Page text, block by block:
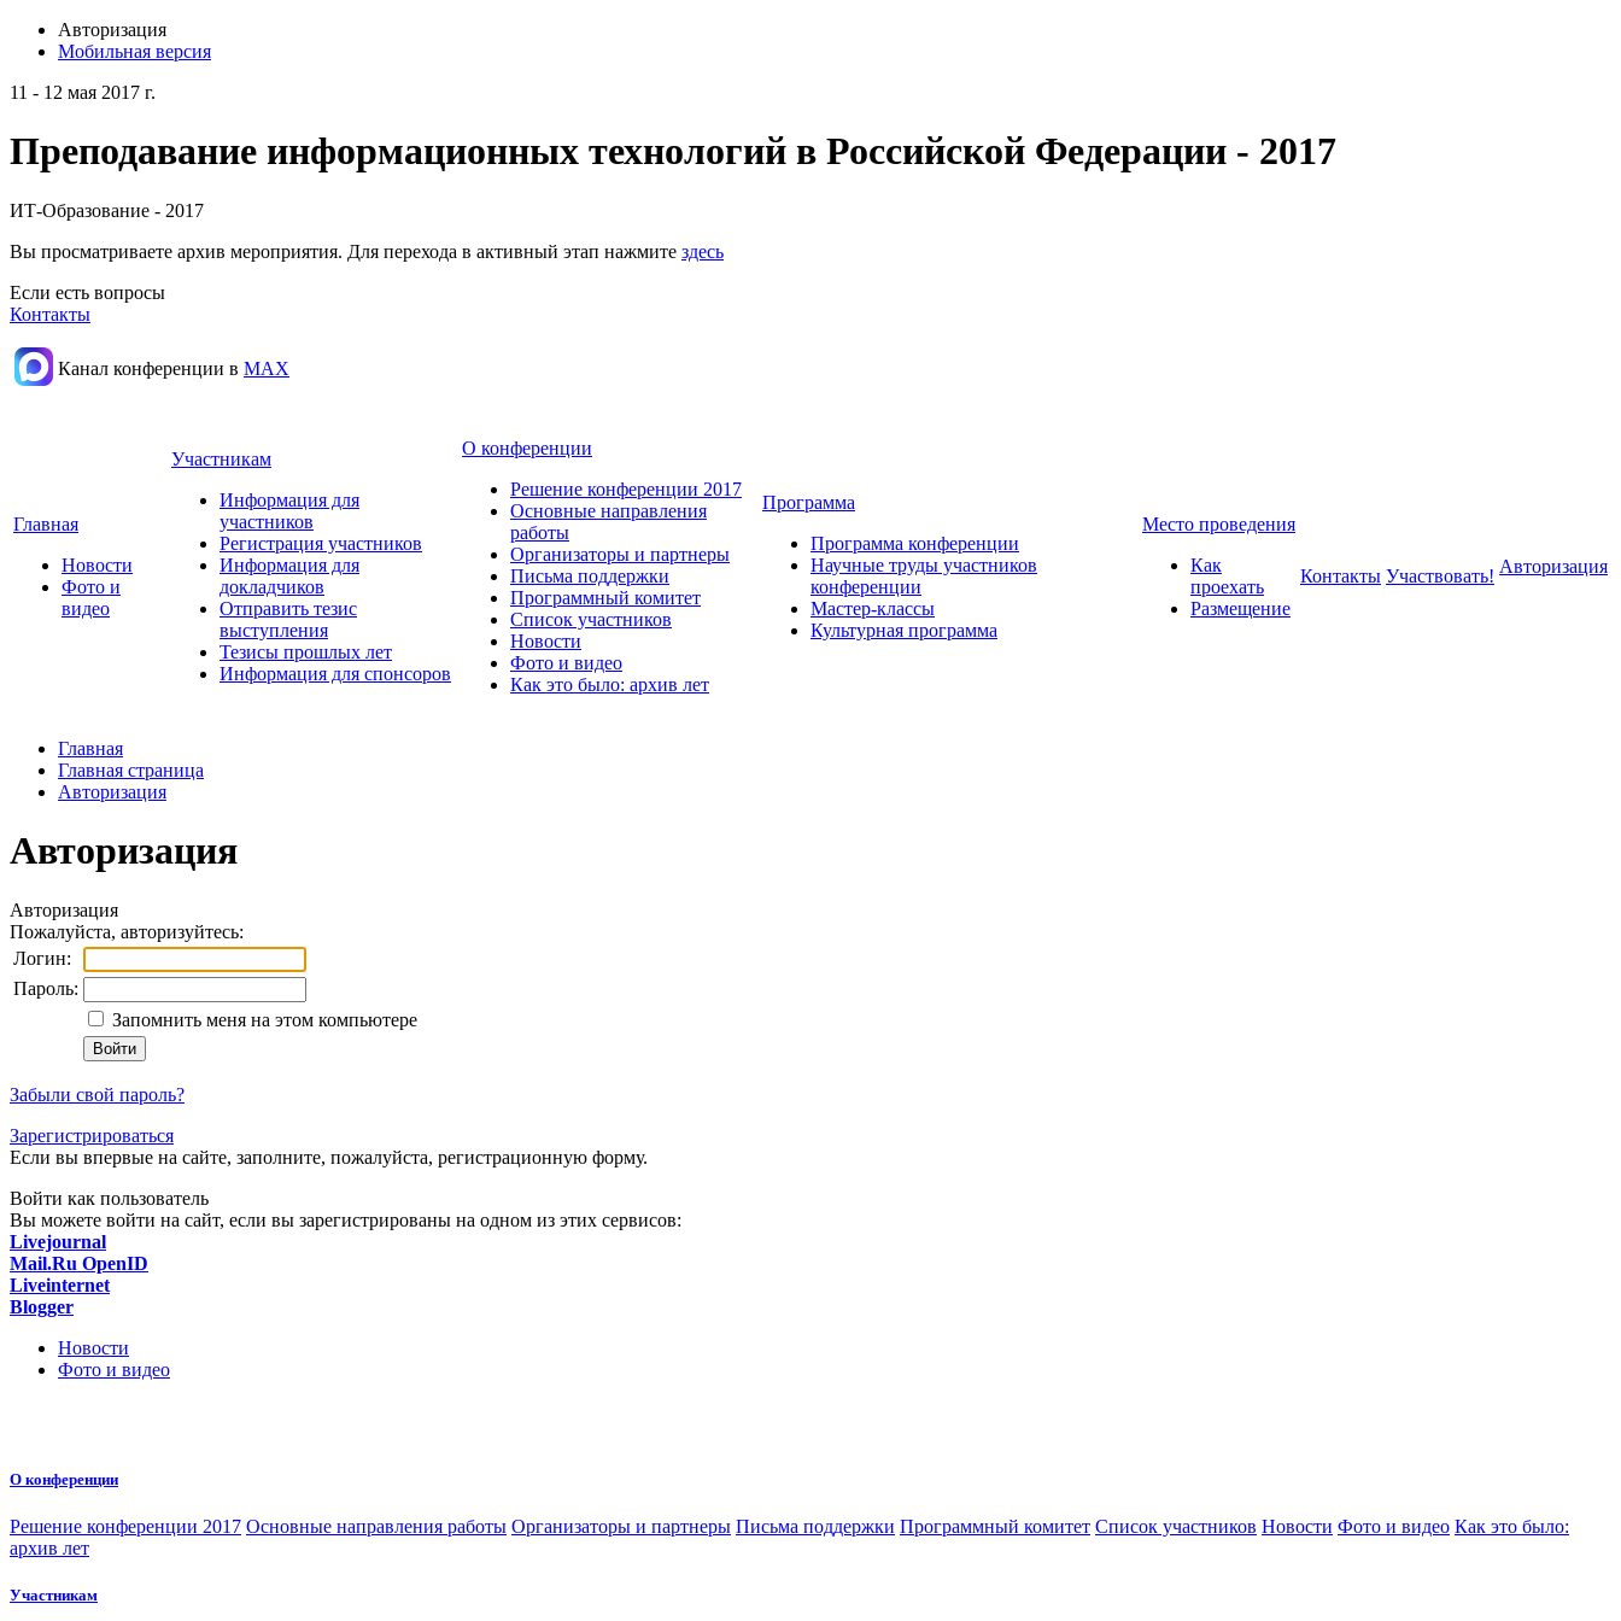
Авторизация
Мобильная версия
11 - 12 мая 2017 г.
Преподавание информационных технологий в Российской Федерации - 2017
ИТ-Образование - 2017
Вы просматриваете архив мероприятия. Для перехода в активный этап нажмите здесь
Если есть вопросы
Контакты
Канал конференции в МАХ
Главная
Новости
Фото и
видео
Участникам
Информация для
участников
Регистрация участников
Информация для
докладчиков
Отправить тезис
выступления
Тезисы прошлых лет
Информация для спонсоров
О конференции
Решение конференции 2017
Основные направления
работы
Организаторы и партнеры
Письма поддержки
Программный комитет
Список участников
Новости
Фото и видео
Как это было: архив лет
Программа
Программа конференции
Научные труды участников
конференции
Мастер-классы
Культурная программа
Место проведения
Как
проехать
Размещение
Контакты Участвовать! Авторизация
Главная
Главная страница
Авторизация
Авторизация
Авторизация
Пожалуйста, авторизуйтесь:
Логин:
Пароль:
Запомнить меня на этом компьютере
Забыли свой пароль?
Зарегистрироваться
Если вы впервые на сайте, заполните, пожалуйста, регистрационную форму.
Войти как пользователь
Вы можете войти на сайт, если вы зарегистрированы на одном из этих сервисов:
Livejournal
Mail.Ru OpenID
Liveinternet
Blogger
Новости
Фото и видео
О конференции
Решение конференции 2017 Основные направления работы Организаторы и партнеры Письма поддержки Программный комитет Список участников Новости Фото и видео Как это было:
архив лет
Участникам